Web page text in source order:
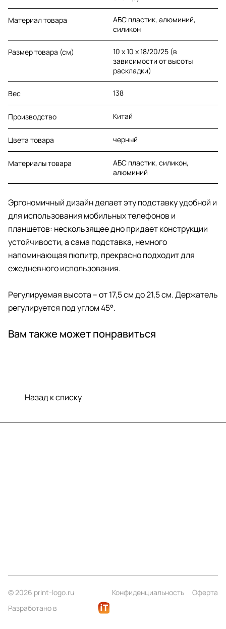
Материал товара
АБС пластик, алюминий,
силикон
Размер товара (см)
10 х 10 х 18/20/25 (в
зависимости от высоты
раскладки)
Вес 138
Производство Китай
Цвета товара черный
Материалы товара
АБС пластик, силикон,
алюминий
Эргономичный дизайн делает эту подставку удобной и
для использования мобильных телефонов и
планшетов: нескользящее дно придает конструкции
устойчивости, а сама подставка, немного
напоминающая пюпитр, прекрасно подходит для
ежедневного использования.
Регулируемая высота – от 17,5 см до 21,5 см. Держатель
регулируется под углом 45°.
Вам также может понравиться
Назад к списку
© 2026 print-logo.ru Конфиденциальность
Оферта
Разработано в